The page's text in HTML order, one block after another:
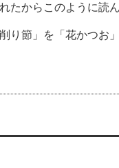
からこのように読
節」を「花かつお